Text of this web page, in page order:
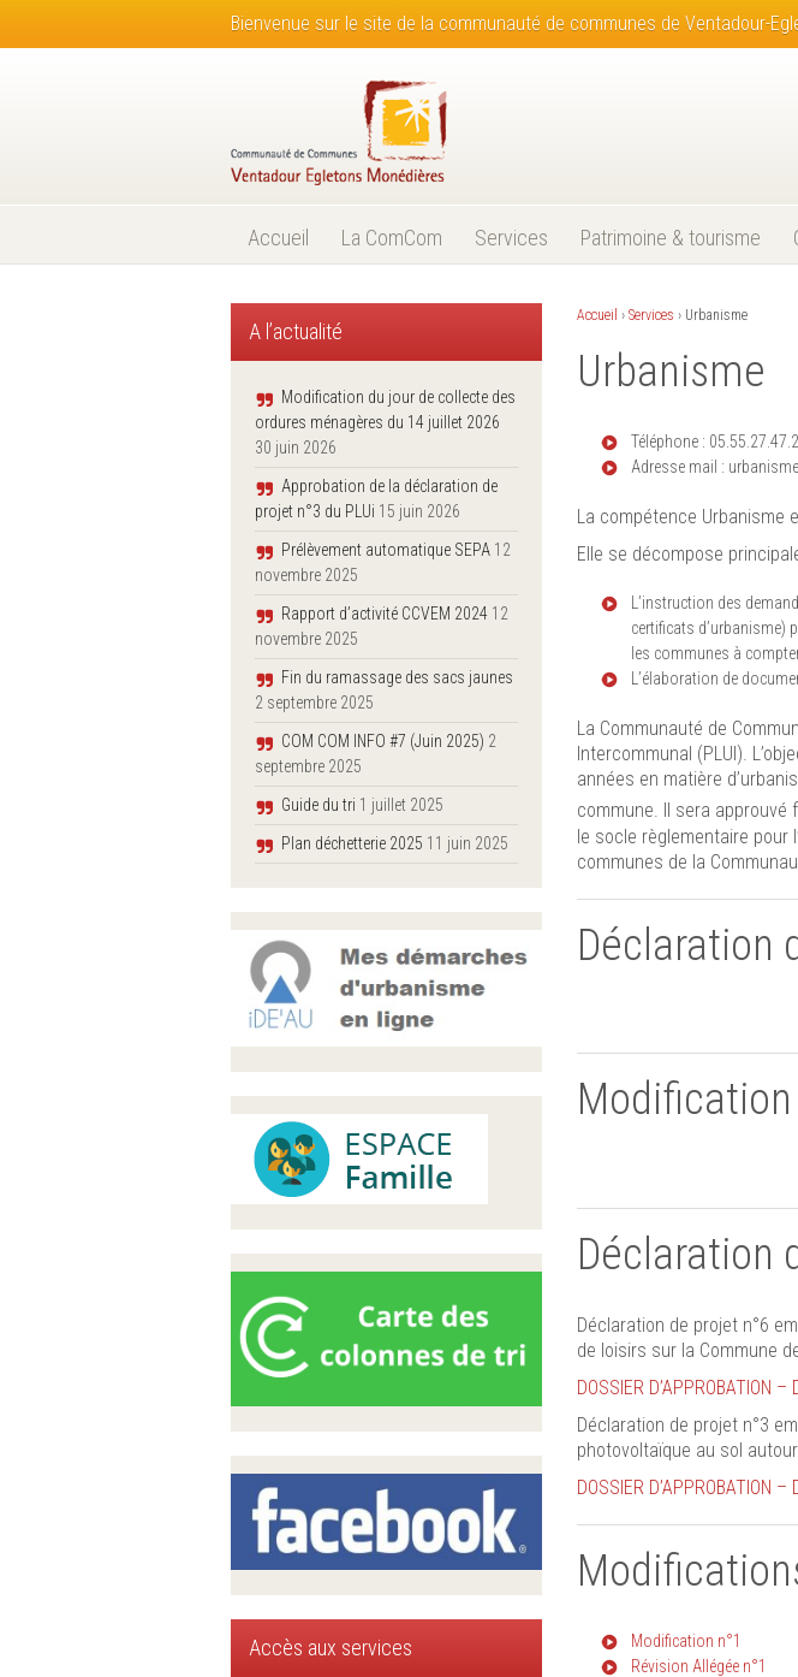
Bienvenue sur le site de la communauté de communes de Ventadour-
Accueil La ComCom Services Patrimoine & tourisme
Accueil › Services › Urbanisme
Urbanisme
Téléphone :
Adresse mail :
La compétence Urbanisme
Elle se décompose
L’instruction des
certificats d’urbanisme)
les communes à
L’élaboration de
La Communauté de
Intercommunal (PLUI).
années en matière
commune. Il sera approuvé
le socle règlementaire pour
communes de la
Déclaration
Déclaration
Déclaration de projet n°6
de loisirs sur la Commune
DOSSIER D’APPROBATION –
Déclaration de projet n°3
photovoltaïque au sol
DOSSIER D’APPROBATION
Modification n°1
Révision Allégée n°1
A l’actualité
Modification du jour de collecte des
ordures ménagères du 14 juillet 2026
30 juin 2026
Approbation de la déclaration de
projet n°3 du PLUi 15 juin 2026
Prélèvement automatique SEPA 12
novembre 2025
Rapport d’activité CCVEM 2024 12
novembre 2025
Fin du ramassage des sacs jaunes
2 septembre 2025
COM COM INFO #7 (Juin 2025) 2
septembre 2025
Guide du tri 1 juillet 2025
Plan déchetterie 2025 11 juin 2025
Accès aux services